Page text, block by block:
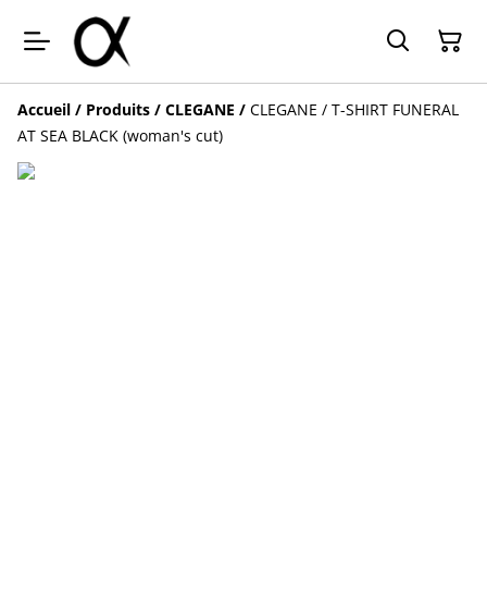
Accueil / Produits / CLEGANE / CLEGANE / T-SHIRT FUNERAL
AT SEA BLACK (woman's cut)